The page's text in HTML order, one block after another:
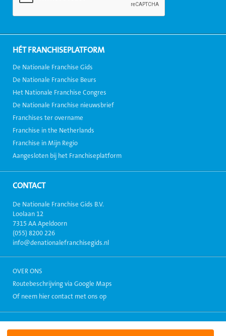
HÉT FRANCHISEPLATFORM
De Nationale Franchise Gids
De Nationale Franchise Beurs
Het Nationale Franchise Congres
De Nationale Franchise nieuwsbrief
Franchises ter overname
Franchise in the Netherlands
Franchise in Mijn Regio
Aangesloten bij het Franchiseplatform
CONTACT
De Nationale Franchise Gids B.V.
Loolaan 12
7315 AA Apeldoorn
(055) 8200 226
info@denationalefranchisegids.nl
OVER ONS
Routebeschrijving via Google Maps
Of neem hier contact met ons op